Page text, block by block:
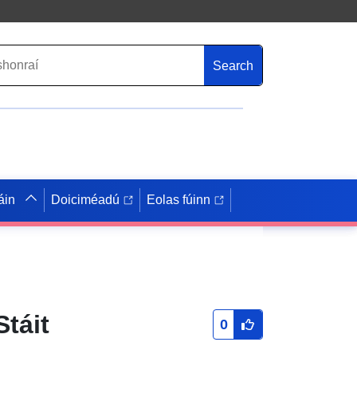
Search
Doiciméadú Eolas fúinn
0